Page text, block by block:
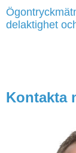
delaktighet
Kontakta